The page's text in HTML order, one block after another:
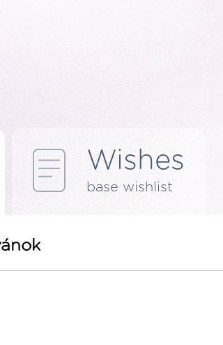
Wishes
base wishlist